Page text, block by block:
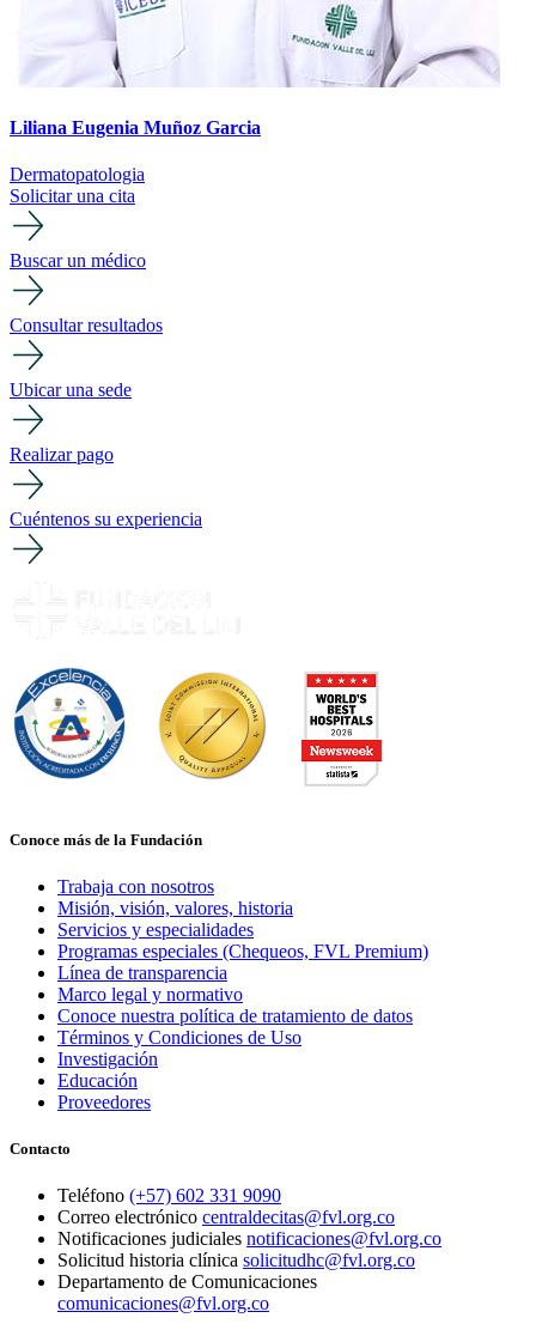
Liliana Eugenia Muñoz Garcia
Dermatopatologia
Solicitar una cita
Buscar un médico
Consultar resultados
Ubicar una sede
Realizar pago
Cuéntenos su experiencia
Conoce más de la Fundación
Trabaja con nosotros
Misión, visión, valores, historia
Servicios y especialidades
Programas especiales (Chequeos, FVL Premium)
Línea de transparencia
Marco legal y normativo
Conoce nuestra política de tratamiento de datos
Términos y Condiciones de Uso
Investigación
Educación
Proveedores
Contacto
Teléfono (+57) 602 331 9090
Correo electrónico centraldecitas@fvl.org.co
Notificaciones judiciales notificaciones@fvl.org.co
Solicitud historia clínica solicitudhc@fvl.org.co
Departamento de Comunicaciones
comunicaciones@fvl.org.co